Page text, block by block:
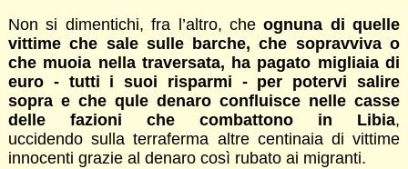
Non si dimentichi, fra l’altro, cheognuna di quelle
vittime che sale sulle barche, che sopravviva o
che muoia nella traversata, ha pagato migliaia di
euro - tutti i suoi risparmi - per potervi salire
sopra e che qule denaro confluisce nelle casse
delle fazioni che combattono in Libia,
uccidendo sulla terraferma altre centinaia di vittime
innocenti grazie al denaro così rubato ai migranti.